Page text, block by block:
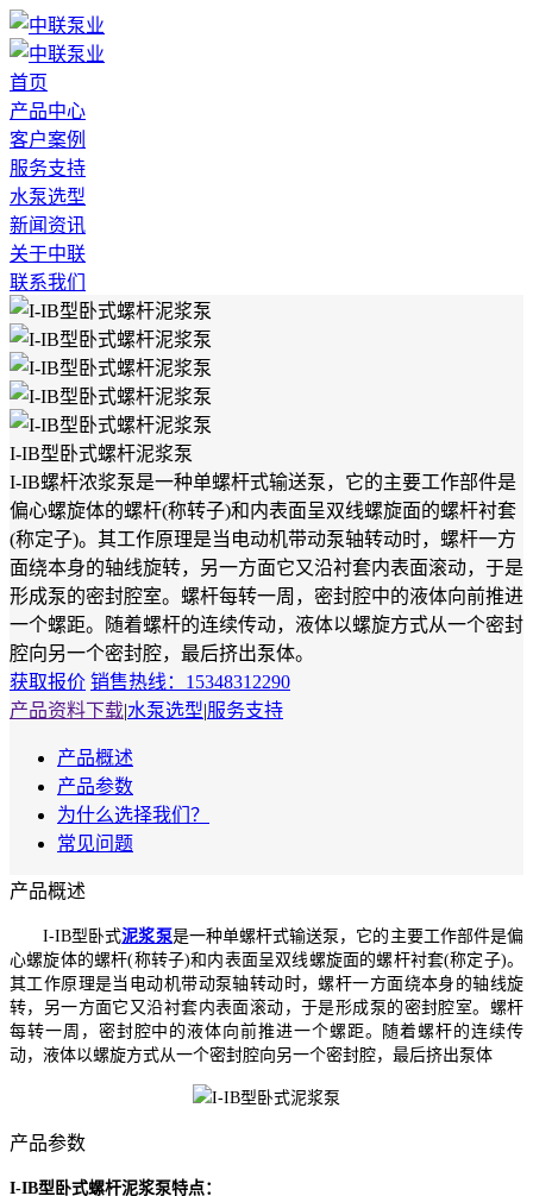
首页
产品中心
客户案例
服务支持
水泵选型
新闻资讯
关于中联
联系我们
I-IB型卧式螺杆泥浆泵
I-IB螺杆浓浆泵是一种单螺杆式输送泵，它的主要工作部件是
偏心螺旋体的螺杆(称转子)和内表面呈双线螺旋面的螺杆衬套
(称定子)。其工作原理是当电动机带动泵轴转动时，螺杆一方
面绕本身的轴线旋转，另一方面它又沿衬套内表面滚动，于是
形成泵的密封腔室。螺杆每转一周，密封腔中的液体向前推进
一个螺距。随着螺杆的连续传动，液体以螺旋方式从一个密封
腔向另一个密封腔，最后挤出泵体。
获取报价 销售热线：15348312290
产品资料下载|水泵选型|服务支持
产品概述
产品参数
为什么选择我们？
常见问题
产品概述
I-IB型卧式泥浆泵是一种单螺杆式输送泵，它的主要工作部件是偏
心螺旋体的螺杆(称转子)和内表面呈双线螺旋面的螺杆衬套(称定子)。
其工作原理是当电动机带动泵轴转动时，螺杆一方面绕本身的轴线旋
转，另一方面它又沿衬套内表面滚动，于是形成泵的密封腔室。螺杆
每转一周，密封腔中的液体向前推进一个螺距。随着螺杆的连续传
动，液体以螺旋方式从一个密封腔向另一个密封腔，最后挤出泵体
产品参数
I-IB型卧式螺杆泥浆泵特点：